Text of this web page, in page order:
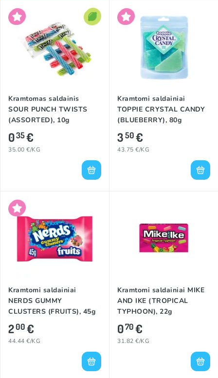
Kramtomas saldainis
SOUR PUNCH TWISTS
(ASSORTED), 10g
035€
35.00 €/KG
Kramtomi saldainiai
TOPPIE CRYSTAL CANDY
(BLUEBERRY), 80g
350€
43.75 €/KG
Kramtomi saldainiai
NERDS GUMMY
CLUSTERS (FRUITS), 45g
200€
44.44 €/KG
Kramtomi saldainiai MIKE
AND IKE (TROPICAL
TYPHOON), 22g
070€
31.82 €/KG